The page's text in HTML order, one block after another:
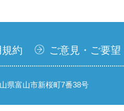
約 ご意見・ご要望
県富山市新桜町7番38号